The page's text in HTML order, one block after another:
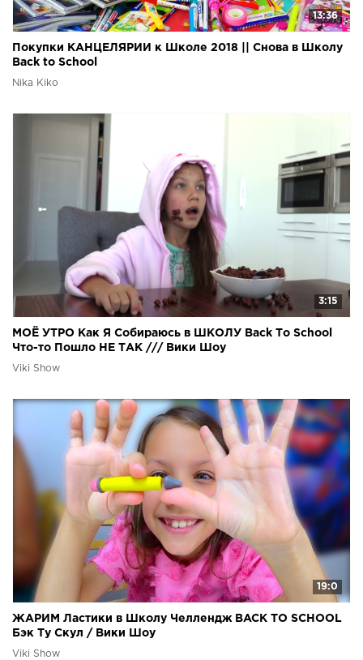
13:36
Покупки КАНЦЕЛЯРИИ к Школе 2018 || Снова в Школу
Back to School
Nika Kiko
3:15
МОЁ УТРО Как Я Собираюсь в ШКОЛУ Back Tо School
Что-то Пошло НЕ ТАК /// Вики Шоу
Viki Show
19:0
ЖАРИМ Ластики в Школу Челлендж BACK TO SCHOOL
Бэк Ту Скул / Вики Шоу
Viki Show